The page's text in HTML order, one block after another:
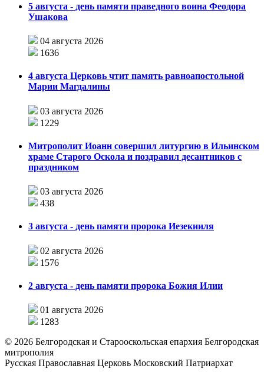
5 августа - день памяти праведного воина Феодора
Ушакова
04 августа 2026
1636
4 августа Церковь чтит память равноапостольной
Марии Магдалины
03 августа 2026
1229
Митрополит Иоанн совершил литургию в Ильинском
храме Старого Оскола и поздравил десантников с
праздником
03 августа 2026
438
3 августа - день памяти пророка Иезекииля
02 августа 2026
1576
2 августа - день памяти пророка Божия Илии
01 августа 2026
1283
© 2026 Белгородская и Старооскольская епархия Белгородская
митрополия
Русская Православная Церковь Московский Патриархат